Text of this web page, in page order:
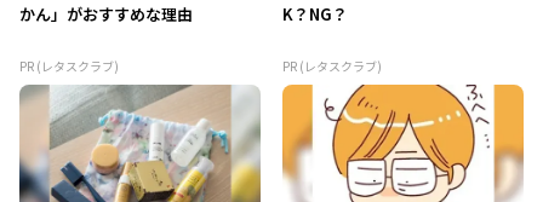
かん」がおすすめな理由
PR (レタスクラブ)
K？NG？
PR (レタスクラブ)